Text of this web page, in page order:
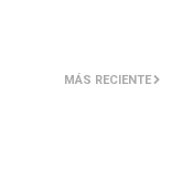
MÁS RECIENTE